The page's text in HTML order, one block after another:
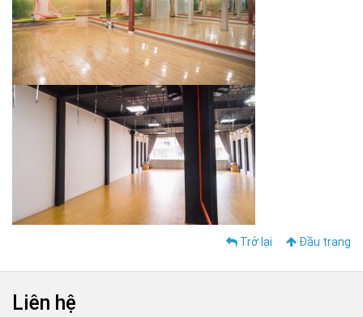
Trở lại Đầu trang
Liên hệ